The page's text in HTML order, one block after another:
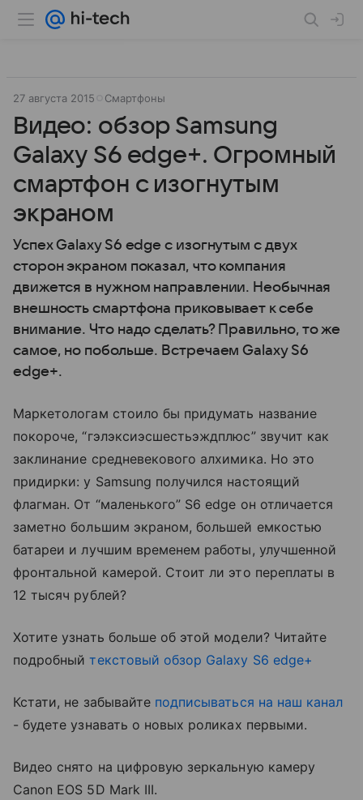
27 августа 2015 Смартфоны
Видео: обзор Samsung
Galaxy S6 edge+. Огромный
смартфон с изогнутым
экраном
Успех Galaxy S6 edge с изогнутым с двух
сторон экраном показал, что компания
движется в нужном направлении. Необычная
внешность смартфона приковывает к себе
внимание. Что надо сделать? Правильно, то же
самое, но побольше. Встречаем Galaxy S6
edge+.
Маркетологам стоило бы придумать название
покороче, “гэлэксиэсшестьэждплюс” звучит как
заклинание средневекового алхимика. Но это
придирки: у Samsung получился настоящий
флагман. От “маленького” S6 edge он отличается
заметно большим экраном, большей емкостью
батареи и лучшим временем работы, улучшенной
фронтальной камерой. Стоит ли это переплаты в
12 тысяч рублей?
Хотите узнать больше об этой модели? Читайте
подробныйтекстовый обзор Galaxy S6 edge+
Кстати, не забывайте подписываться на наш канал
- будете узнавать о новых роликах первыми.
Видео снято на цифровую зеркальную камеру
Canon EOS 5D Mark III.